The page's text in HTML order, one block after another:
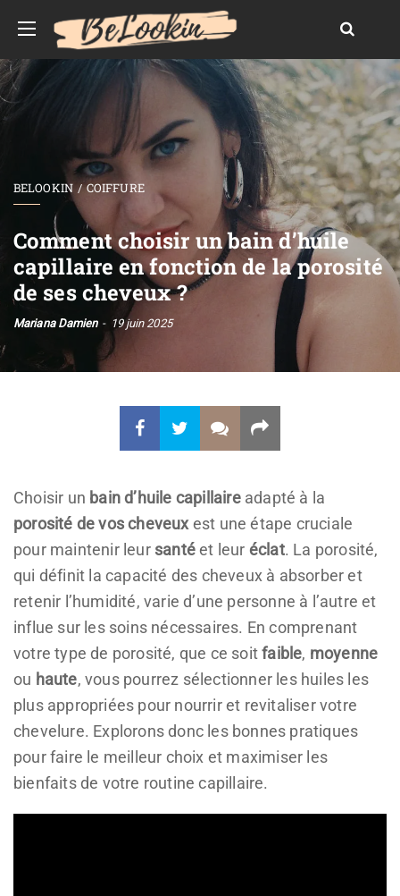
BELOOKIN COIFFURE
Comment choisir un bain d’huile
capillaire en fonction de la porosité
de ses cheveux ?
Mariana Damien 19 juin 2025
Choisir un bain d’huile capillaireadapté à la
porosité de vos cheveuxest une étape cruciale
pour maintenir leur santéet leur éclat. La porosité,
qui définit la capacité des cheveux à absorber et
retenir l’humidité, varie d’une personne à l’autre et
influe sur les soins nécessaires. En comprenant
votre type de porosité, que ce soitfaible, moyenne
ou haute, vous pourrez sélectionner les huiles les
plus appropriées pour nourrir et revitaliser votre
chevelure. Explorons donc les bonnes pratiques
pour faire le meilleur choix et maximiser les
bienfaits de votre routine capillaire.